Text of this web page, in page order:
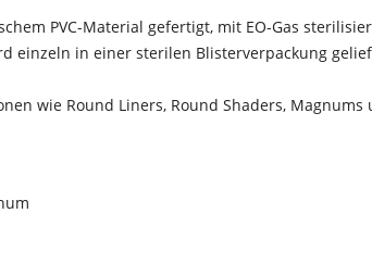
PVC-Material gefertigt, mit EO-Gas
einzeln in einer sterilen Blisterverpackung
wie Round Liners, Round Shaders, Magnums